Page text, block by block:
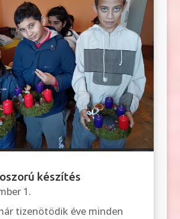
készítés
1.
tizenötödik éve minden